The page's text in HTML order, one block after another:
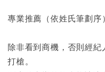
專業推薦（依姓氏筆劃序）
除非看到商機，否則經
打槍。